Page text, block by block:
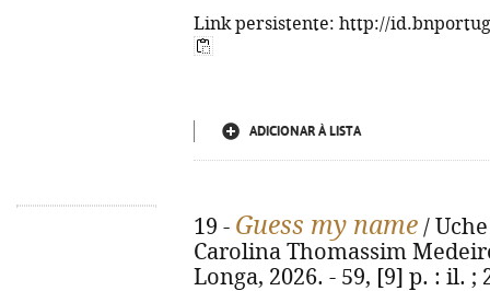
Link persistente: http://
ADICIONAR À LISTA
19 - Guess my name /
Carolina Thomassim
Longa, 2026. - 59, [9] p. : il. ;